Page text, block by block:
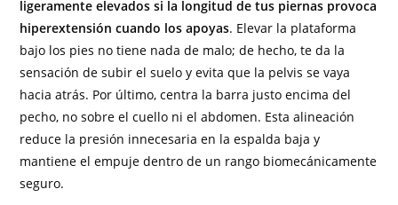
ligeramente elevados si la longitud de tus piernas provoca
hiperextensión cuando los apoyas. Elevar la plataforma
bajo los pies no tiene nada de malo; de hecho, te da la
sensación de subir el suelo y evita que la pelvis se vaya
hacia atrás. Por último, centra la barra justo encima del
pecho, no sobre el cuello ni el abdomen. Esta alineación
reduce la presión innecesaria en la espalda baja y
mantiene el empuje dentro de un rango biomecánicamente
seguro.